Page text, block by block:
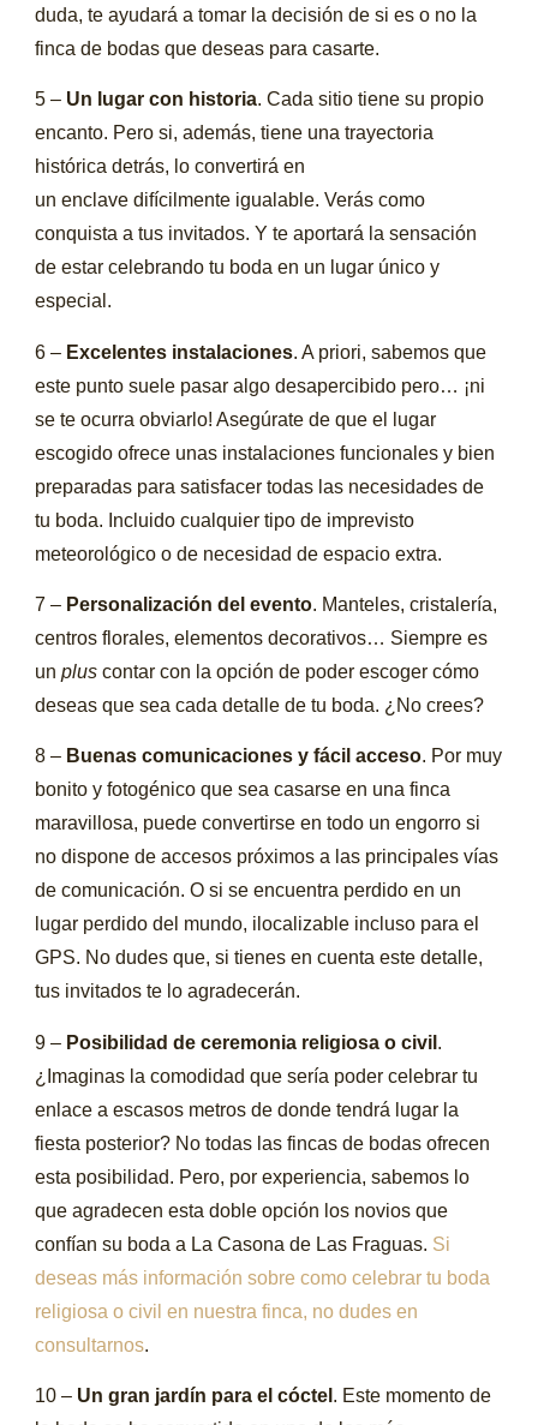
duda, te ayudará a tomar la decisión de si es o no la
finca de bodas que deseas para casarte.
5 – Un lugar con historia. Cada sitio tiene su propio
encanto. Pero si, además, tiene una trayectoria
histórica detrás, lo convertirá en
un enclave difícilmente igualable. Verás como
conquista a tus invitados. Y te aportará la sensación
de estar celebrando tu boda en un lugar único y
especial.
6 – Excelentes instalaciones. A priori, sabemos que
este punto suele pasar algo desapercibido pero… ¡ni
se te ocurra obviarlo! Asegúrate de que el lugar
escogido ofrece unas instalaciones funcionales y bien
preparadas para satisfacer todas las necesidades de
tu boda. Incluido cualquier tipo de imprevisto
meteorológico o de necesidad de espacio extra.
7 – Personalización del evento. Manteles, cristalería,
centros florales, elementos decorativos… Siempre es
unplus contar con la opción de poder escoger cómo
deseas que sea cada detalle de tu boda. ¿No crees?
8 – Buenas comunicaciones y fácil acceso. Por muy
bonito y fotogénico que sea casarse en una finca
maravillosa, puede convertirse en todo un engorro si
no dispone de accesos próximos a las principales vías
de comunicación. O si se encuentra perdido en un
lugar perdido del mundo, ilocalizable incluso para el
GPS. No dudes que, si tienes en cuenta este detalle,
tus invitados te lo agradecerán.
9 – Posibilidad de ceremonia religiosa o civil .
¿Imaginas la comodidad que sería poder celebrar tu
enlace a escasos metros de donde tendrá lugar la
fiesta posterior? No todas las fincas de bodas ofrecen
esta posibilidad. Pero, por experiencia, sabemos lo
que agradecen esta doble opción los novios que
confían su boda a La Casona de Las Fraguas. Si
deseas más información sobre como celebrar tu boda
religiosa o civil en nuestra finca, no dudes en
consultarnos.
10 – Un gran jardín para el cóctel . Este momento de